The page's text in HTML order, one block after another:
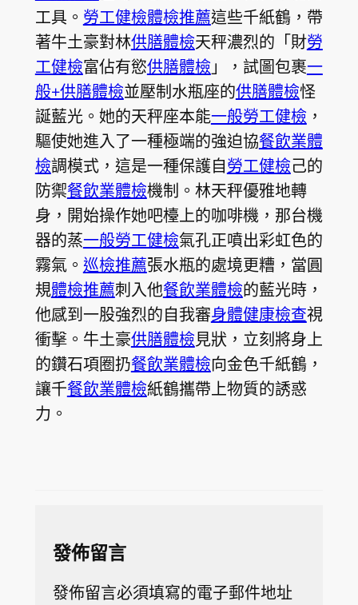
工具。 勞工健檢體檢推薦這些千紙鶴，帶
著牛土豪對林供膳體檢天秤濃烈的「財勞
工健檢富佔有慾供膳體檢 」，試圖包裹一
般+供膳體檢並壓制水瓶座的供膳體檢怪
誕藍光。她的天秤座本能一般勞工健檢 ，
驅使她進入了一種極端的強迫協餐飲業體
檢調模式，這是一種保護自勞工健檢己的
防禦餐飲業體檢機制。林天秤優雅地轉
身，開始操作她吧檯上的咖啡機，那台機
器的蒸一般勞工健檢氣孔正噴出彩虹色的
霧氣。 巡檢推薦張水瓶的處境更糟，當圓
規體檢推薦刺入他餐飲業體檢的藍光時，
他感到一股強烈的自我審身體健康檢查視
衝擊。牛土豪供膳體檢見狀，立刻將身上
的鑽石項圈扔餐飲業體檢向金色千紙鶴，
讓千餐飲業體檢紙鶴攜帶上物質的誘惑
力。
發佈留言
發佈留言必須填寫的電子郵件地址